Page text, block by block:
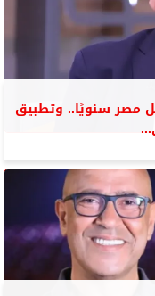
مصر سنويًا.. وتطبيق